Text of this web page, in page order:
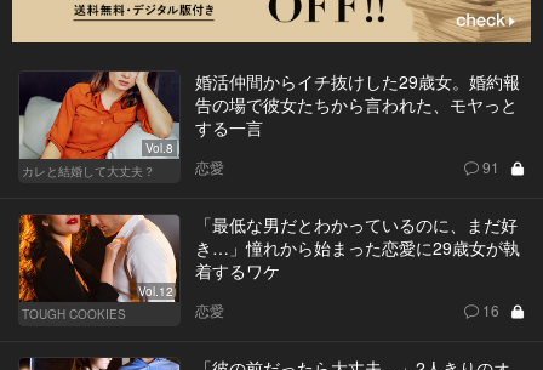
Vol.8
カレと結婚して大丈夫？
婚活仲間からイチ抜けした29歳女。婚約報
告の場で彼女たちから言われた、モヤっと
する一言
恋愛 91
Vol.12
TOUGH COOKIES
「最低な男だとわかっているのに、まだ好
き…」憧れから始まった恋愛に29歳女が執
着するワケ
恋愛 16